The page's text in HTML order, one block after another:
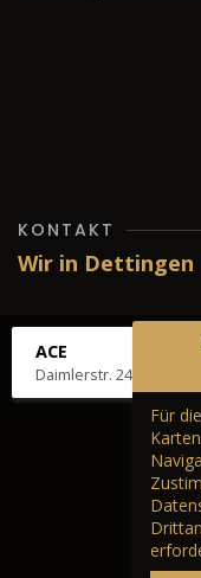
KONTAKT
Wir in Dettingen
ACE
Daimlerstr. 24, 72581
Für